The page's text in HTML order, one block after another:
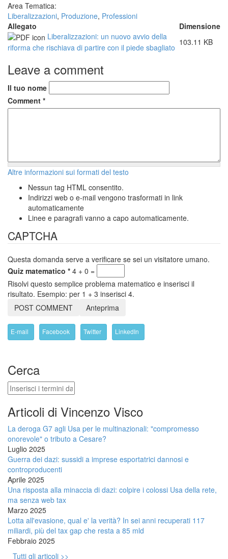
Area Tematica:
Liberalizzazioni, Produzione, Professioni
Allegato
Dimensione
Liberalizzazioni: un nuovo avvio della
riforma che rischiava di partire con il piede sbagliato
103.11 KB
Leave a comment
Il tuo nome
Comment *
Altre informazioni sui formati del testo
Nessun tag HTML consentito.
Indirizzi web o e-mail vengono trasformati in link
automaticamente
Linee e paragrafi vanno a capo automaticamente.
CAPTCHA
Questa domanda serve a verificare se sei un visitatore umano.
Quiz matematico * 4 + 0 =
Risolvi questo semplice problema matematico e inserisci il
risultato. Esempio: per 1 + 3 inserisci 4.
E-mail Facebook Twitter LinkedIn
Cerca
Cerca
Articoli di Vincenzo Visco
La deroga G7 agli Usa per le multinazionali: "compromesso
onorevole" o tributo a Cesare?
Luglio 2025
Guerra dei dazi: sussidi a imprese esportatrici dannosi e
controproducenti
Aprile 2025
Una risposta alla minaccia di dazi: colpire i colossi Usa della rete,
ma senza web tax
Marzo 2025
Lotta all'evasione, qual e' la verità? In sei anni recuperati 117
miliardi, più del tax gap che resta a 85 mld
Febbraio 2025
Tutti gli articoli >>